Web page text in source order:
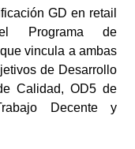
GD en retail
Programa de
vincula a ambas
de Desarrollo
Calidad, OD5 de
Decente y